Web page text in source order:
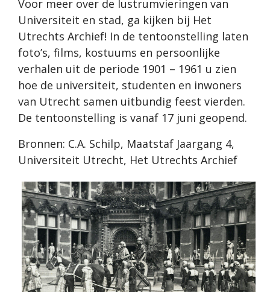
Voor meer over de lustrumvieringen van
Universiteit en stad, ga kijken bij Het
Utrechts Archief! In de tentoonstelling laten
foto’s, films, kostuums en persoonlijke
verhalen uit de periode 1901 – 1961 u zien
hoe de universiteit, studenten en inwoners
van Utrecht samen uitbundig feest vierden.
De tentoonstelling is vanaf 17 juni geopend.
Bronnen: C.A. Schilp, Maatstaf Jaargang 4,
Universiteit Utrecht, Het Utrechts Archief